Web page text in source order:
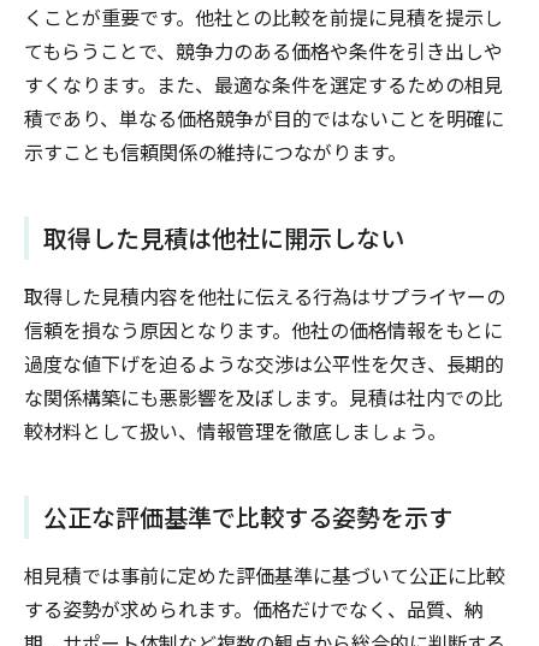
くことが重要です。他社との比較を前提に見積を提示し
てもらうことで、競争力のある価格や条件を引き出しや
すくなります。また、最適な条件を選定するための相見
積であり、単なる価格競争が目的ではないことを明確に
示すことも信頼関係の維持につながります。
取得した見積は他社に開示しない
取得した見積内容を他社に伝える行為はサプライヤーの
信頼を損なう原因となります。他社の価格情報をもとに
過度な値下げを迫るような交渉は公平性を欠き、長期的
な関係構築にも悪影響を及ぼします。見積は社内での比
較材料として扱い、情報管理を徹底しましょう。
公正な評価基準で比較する姿勢を示す
相見積では事前に定めた評価基準に基づいて公正に比較
する姿勢が求められます。価格だけでなく、品質、納